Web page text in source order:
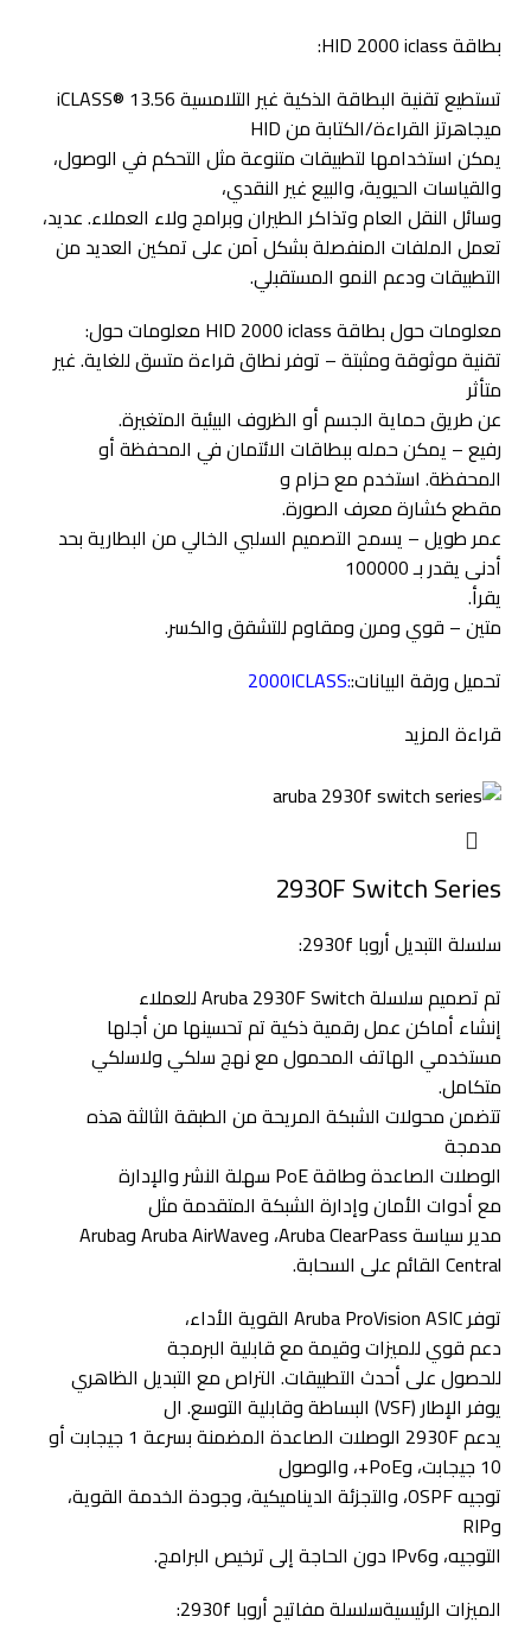
بطاقة HID 2000 iclass:
تستطيع تقنية البطاقة الذكية غير التلامسية iCLASS® 13.56
ميجاهرتز القراءة/الكتابة من HID
يمكن استخدامها لتطبيقات متنوعة مثل التحكم في الوصول،
والقياسات الحيوية، والبيع غير النقدي،
وسائل النقل العام وتذاكر الطيران وبرامج ولاء العملاء. عديد،
تعمل الملفات المنفصلة بشكل آمن على تمكين العديد من
التطبيقات ودعم النمو المستقبلي.
معلومات حول بطاقة HID 2000 iclass معلومات حول:
تقنية موثوقة ومثبتة – توفر نطاق قراءة متسق للغاية. غير
متأثر
عن طريق حماية الجسم أو الظروف البيئية المتغيرة.
رفيع – يمكن حمله ببطاقات الائتمان في المحفظة أو
المحفظة. استخدم مع حزام و
مقطع كشارة معرف الصورة.
عمر طويل – يسمح التصميم السلبي الخالي من البطارية بحد
أدنى يقدر بـ 100000
يقرأ.
متين – قوي ومرن ومقاوم للتشقق والكسر.
تحميل ورقة البيانات::
2000ICLASS
قراءة المزيد
2930F Switch Series
سلسلة التبديل أروبا 2930f:
تم تصميم سلسلة Aruba 2930F Switch للعملاء
إنشاء أماكن عمل رقمية ذكية تم تحسينها من أجلها
مستخدمي الهاتف المحمول مع نهج سلكي ولاسلكي
متكامل.
تتضمن محولات الشبكة المريحة من الطبقة الثالثة هذه
مدمجة
الوصلات الصاعدة وطاقة PoE سهلة النشر والإدارة
مع أدوات الأمان وإدارة الشبكة المتقدمة مثل
مدير سياسة Aruba ClearPass، وAruba AirWave وAruba
Central القائم على السحابة.
توفر Aruba ProVision ASIC القوية الأداء،
دعم قوي للميزات وقيمة مع قابلية البرمجة
للحصول على أحدث التطبيقات. التراص مع التبديل الظاهري
يوفر الإطار (VSF) البساطة وقابلية التوسع. ال
يدعم 2930F الوصلات الصاعدة المضمنة بسرعة 1 جيجابت أو
10 جيجابت، وPoE+، والوصول
توجيه OSPF، والتجزئة الديناميكية، وجودة الخدمة القوية،
وRIP
التوجيه، وIPv6 دون الحاجة إلى ترخيص البرامج.
الميزات الرئيسيةسلسلة مفاتيح أروبا 2930f: